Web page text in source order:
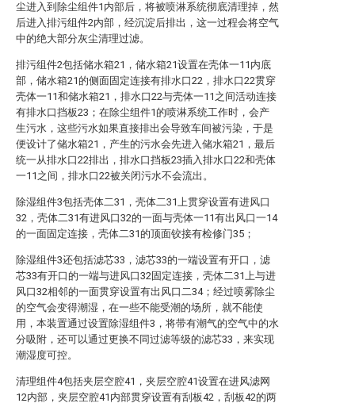
尘进入到除尘组件1内部后，将被喷淋系统彻底清理掉，然
后进入排污组件2内部，经沉淀后排出，这一过程会将空气
中的绝大部分灰尘清理过滤。
排污组件2包括储水箱21，储水箱21设置在壳体一11内底
部，储水箱21的侧面固定连接有排水口22，排水口22贯穿
壳体一11和储水箱21，排水口22与壳体一11之间活动连接
有排水口挡板23；在除尘组件1的喷淋系统工作时，会产
生污水，这些污水如果直接排出会导致车间被污染，于是
便设计了储水箱21，产生的污水会先进入储水箱21，最后
统一从排水口22排出，排水口挡板23插入排水口22和壳体
一11之间，排水口22被关闭污水不会流出。
除湿组件3包括壳体二31，壳体二31上贯穿设置有进风口
32，壳体二31有进风口32的一面与壳体一11有出风口一14
的一面固定连接，壳体二31的顶面铰接有检修门35；
除湿组件3还包括滤芯33，滤芯33的一端设置有开口，滤
芯33有开口的一端与进风口32固定连接，壳体二31上与进
风口32相邻的一面贯穿设置有出风口二34；经过喷雾除尘
的空气会变得潮湿，在一些不能受潮的场所，就不能使
用，本装置通过设置除湿组件3，将带有潮气的空气中的水
分吸附，还可以通过更换不同过滤等级的滤芯33，来实现
潮湿度可控。
清理组件4包括夹层空腔41，夹层空腔41设置在进风滤网
12内部，夹层空腔41内部贯穿设置有刮板42，刮板42的两